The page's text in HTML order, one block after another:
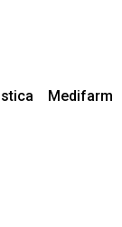
Medifarm